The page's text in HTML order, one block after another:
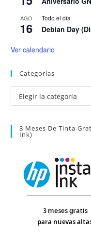
AGO
16
Todo el día
Debian Day
Ver calendario
Categorías
Categorías
3 Meses De Tinta
Ink)